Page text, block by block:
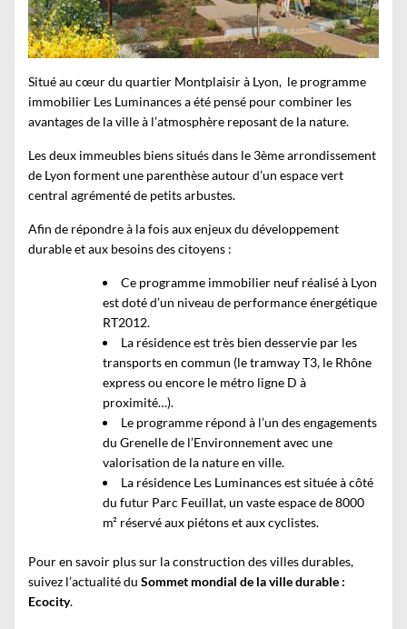
Situé au cœur du quartier Montplaisir à Lyon, le programme
immobilier Les Luminances a été pensé pour combiner les
avantages de la ville à l’atmosphère reposant de la nature.
Les deux immeubles biens situés dans le 3ème arrondissement
de Lyon forment une parenthèse autour d’un espace vert
central agrémenté de petits arbustes.
Afin de répondre à la fois aux enjeux du développement
durable et aux besoins des citoyens :
Ce programme immobilier neuf réalisé à Lyon
est doté d’un niveau de performance énergétique
RT2012.
La résidence est très bien desservie par les
transports en commun (le tramway T3, le Rhône
express ou encore le métro ligne D à
proximité…).
Le programme répond à l’un des engagements
du Grenelle de l’Environnement avec une
valorisation de la nature en ville.
La résidence Les Luminances est située à côté
du futur Parc Feuillat, un vaste espace de 8000
m² réservé aux piétons et aux cyclistes.
Pour en savoir plus sur la construction des villes durables,
suivez l’actualité du Sommet mondial de la ville durable :
Ecocity.